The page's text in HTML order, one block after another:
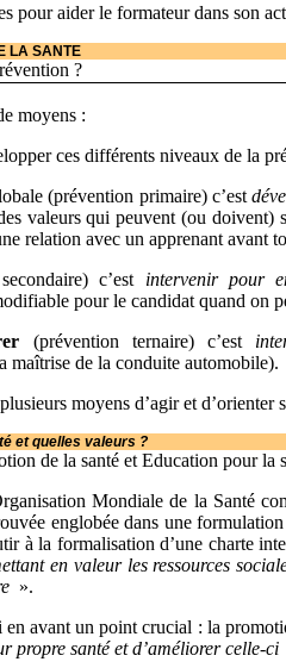
pour aider le formateur dans son
LA SANTE
?
moyens :
ces différents niveaux de la
(prévention primaire) c’est
valeurs qui peuvent (ou doivent)
relation avec un apprenant avant
c’est intervenir pour
pour le candidat quand on
(prévention ternaire) c’est
maîtrise de la conduite automobile).
moyens d’agir et d’orienter
et quelles valeurs ?
de la santé et Education pour la
Mondiale de la Santé
englobée dans une
à la formalisation d’une charte
en valeur les ressources
».
en avant un point crucial : la
propre santé et d’améliorer celle-ci